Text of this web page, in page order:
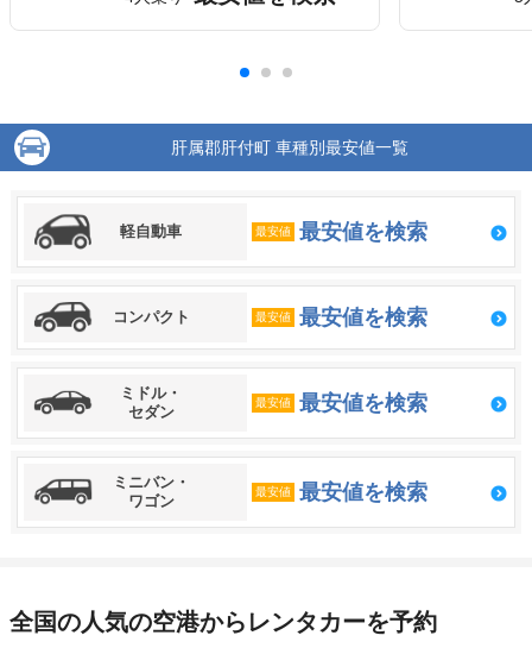
肝属郡肝付町 車種別最安値一覧
軽自動車 最安値 最安値を検索
コンパクト 最安値 最安値を検索
ミドル・
セダン
最安値 最安値を検索
ミニバン・
ワゴン
最安値 最安値を検索
全国の人気の空港からレンタカーを予約